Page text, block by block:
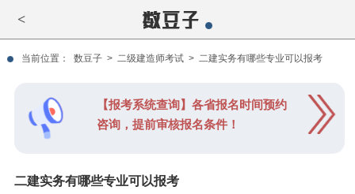
<
当前位置： 数豆子 > 二级建造师考试 > 二建实务有哪些专业可以报考
【报考系统查询】各省报名时间预约
咨询，提前审核报名条件！
二建实务有哪些专业可以报考